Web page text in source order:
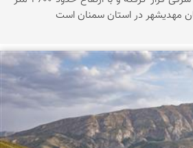
مهدیشهر در استان سمنان است